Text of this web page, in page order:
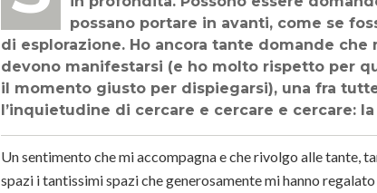
possano portare in avanti, come se
di esplorazione. Ho ancora tante domande
devono manifestarsi (e ho molto rispetto per
il momento giusto per dispiegarsi), una fra
l’inquietudine di cercare e cercare e cercare:
Un sentimento che mi accompagna e che rivolgo alle tante,
spazi i tantissimi spazi che generosamente mi hanno